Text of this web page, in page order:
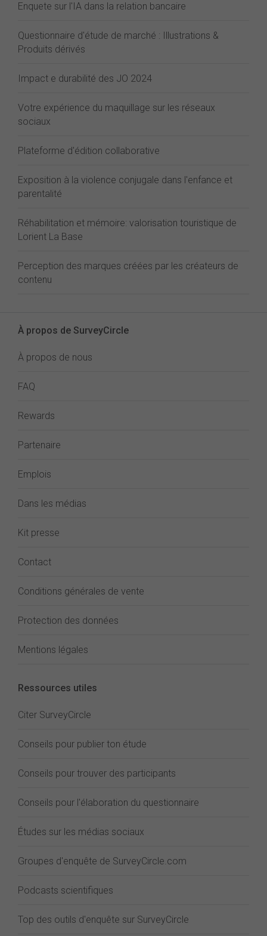
Enquete sur l'IA dans la relation bancaire
Questionnaire d'étude de marché : Illustrations &
Produits dérivés
Impact e durabilité des JO 2024
Votre expérience du maquillage sur les réseaux
sociaux
Plateforme d'édition collaborative
Exposition à la violence conjugale dans l'enfance et
parentalité
Réhabilitation et mémoire: valorisation touristique de
Lorient La Base
Perception des marques créées par les créateurs de
contenu
À propos de SurveyCircle
À propos de nous
FAQ
Rewards
Partenaire
Emplois
Dans les médias
Kit presse
Contact
Conditions générales de vente
Protection des données
Mentions légales
Ressources utiles
Citer SurveyCircle
Conseils pour publier ton étude
Conseils pour trouver des participants
Conseils pour l'élaboration du questionnaire
Études sur les médias sociaux
Groupes d'enquête de SurveyCircle.com
Podcasts scientifiques
Top des outils d'enquête sur SurveyCircle